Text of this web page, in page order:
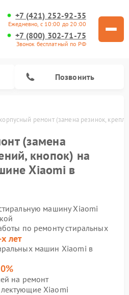
+7 (421) 252-92-35
Ежедневно, с 10:00 до 20:00
+7 (800) 302-71-75
Звонок бесплатный по РФ
Позвонить
ремонт (замена резинок,
(замена
кнопок) на
Xiaomi в
машину Xiaomi
по ремонту стиральных
лет
машин Xiaomi в
на ремонт
Xiaomi